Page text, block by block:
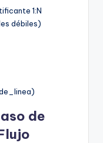
1:N
débiles)
de